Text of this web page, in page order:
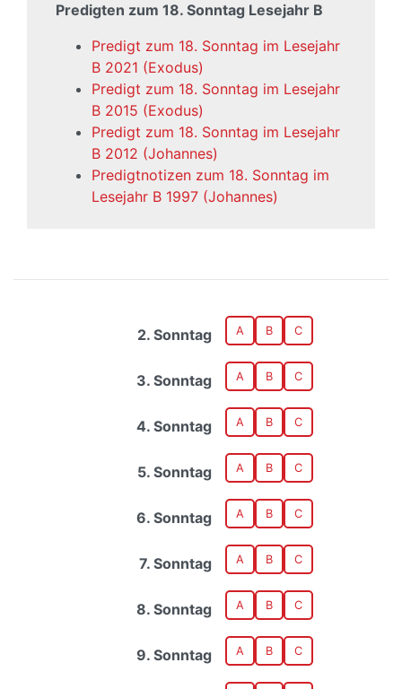
Predigten zum 18. Sonntag Lesejahr B
Predigt zum 18. Sonntag im Lesejahr
B 2021 (Exodus)
Predigt zum 18. Sonntag im Lesejahr
B 2015 (Exodus)
Predigt zum 18. Sonntag im Lesejahr
B 2012 (Johannes)
Predigtnotizen zum 18. Sonntag im
Lesejahr B 1997 (Johannes)
2. Sonntag A B C
3. Sonntag A B C
4. Sonntag A B C
5. Sonntag A B C
6. Sonntag A B C
7. Sonntag A B C
8. Sonntag A B C
9. Sonntag A B C